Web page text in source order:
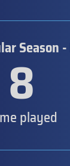
Season
8
played